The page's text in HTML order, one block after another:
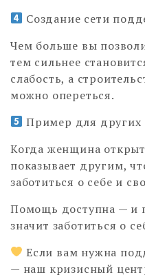
Создание сети
Чем больше вы
тем сильнее
слабость, а
можно опереться.
Пример для других
Когда женщина
показывает другим,
заботиться о себе и
Помощь доступна — и
значит заботиться о
Если вам нужна
— наш кризисный